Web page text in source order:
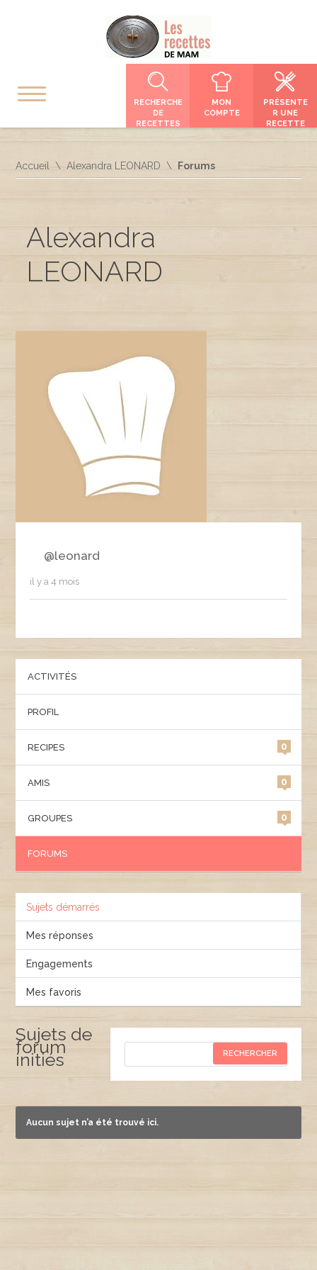
RECHERCHE
DE
RECETTES
MON
COMPTE
PRÉSENTE
R UNE
RECETTE
Accueil Alexandra LEONARD Forums
Alexandra
LEONARD
@leonard
il y a 4 mois
ACTIVITÉS
PROFIL
RECIPES 0
AMIS 0
GROUPES 0
FORUMS
Sujets démarrés
Mes réponses
Engagements
Mes favoris
Sujets de
forum
initiés
Aucun sujet n’a été trouvé ici.